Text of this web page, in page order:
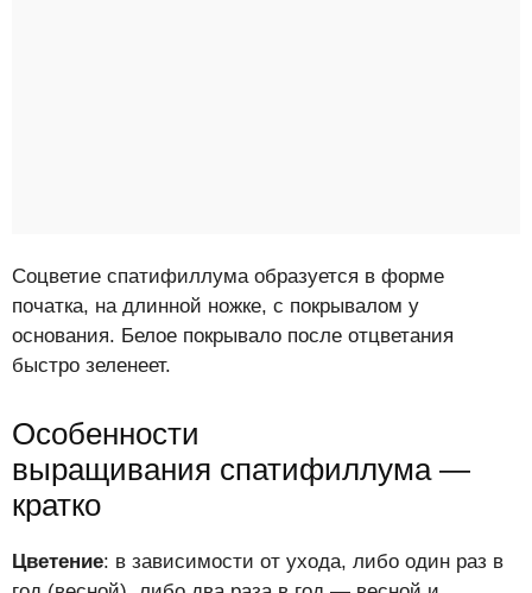
Соцветие спатифиллума образуется в форме
початка, на длинной ножке, с покрывалом у
основания. Белое покрывало после отцветания
быстро зеленеет.
Особенности
выращивания спатифиллума —
кратко
Цветение: в зависимости от ухода, либо один раз в